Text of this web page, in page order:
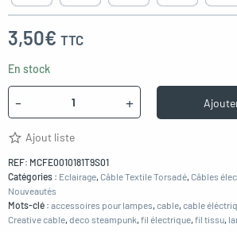
3,50€ TTC
En stock
- +
Ajout liste
REF: MCFE0010181T9S01
Catégories : Eclairage, Câble Textile Torsadé, Câbles
Nouveautés
Mots-clé : accessoires pour lampes, cable, cable
Creative cable, deco steampunk, fil électrique, fil tissu,